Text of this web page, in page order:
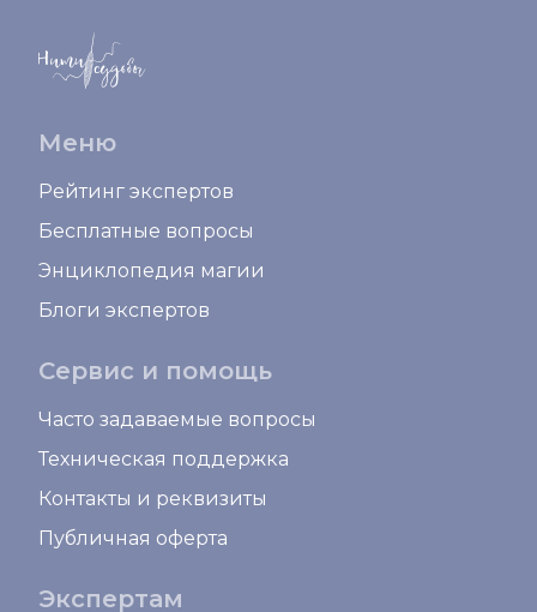
Меню
Рейтинг экспертов
Бесплатные вопросы
Энциклопедия магии
Блоги экспертов
Сервис и помощь
Часто задаваемые вопросы
Техническая поддержка
Контакты и реквизиты
Публичная оферта
Экспертам